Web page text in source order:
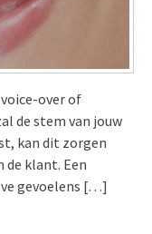
over of
de stem van jouw
kan dit zorgen
de klant. Een
gevoelens […]